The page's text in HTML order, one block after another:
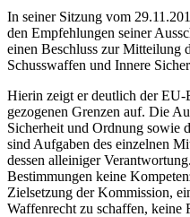
In seiner Sitzung vom
den Empfehlungen seiner
einen Beschluss zur Mitteilung
Schusswaffen und Innere
Hierin zeigt er deutlich der EU-
gezogenen Grenzen auf. Die
Sicherheit und Ordnung sowie
sind Aufgaben des einzelnen
dessen alleiniger
Bestimmungen keine
Zielsetzung der Kommission,
Waffenrecht zu schaffen, keine